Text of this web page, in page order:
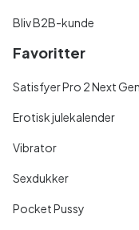
Bliv B2B-kunde
Favoritter
Satisfyer Pro 2 Next
Erotisk julekalender
Vibrator
Sexdukker
Pocket Pussy